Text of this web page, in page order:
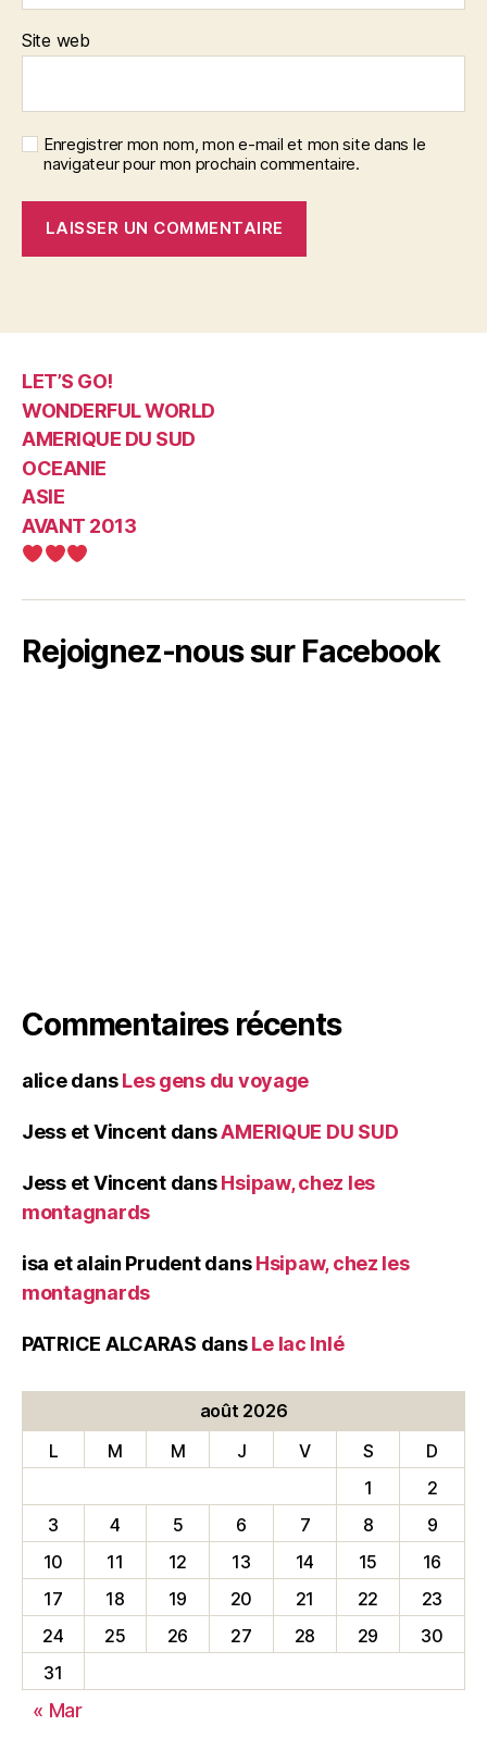
Site web
Enregistrer mon nom, mon e-mail et mon site dans le
navigateur pour mon prochain commentaire.
LET’S GO!
WONDERFUL WORLD
AMERIQUE DU SUD
OCEANIE
ASIE
AVANT 2013
Rejoignez-nous sur Facebook
Commentaires récents
alicedansLes gens du voyage
Jess et VincentdansAMERIQUE DU SUD
Jess et VincentdansHsipaw, chez les
montagnards
isa et alain PrudentdansHsipaw, chez les
montagnards
PATRICE ALCARAS dansLe lac Inlé
août 2026
L
M M J V S
D
1
2
3
4 5 6 7 8
9
10
11 12 13 14 15
16
17
18 19 20 21 22
23
24
25 26 27 28 29
30
31
« Mar